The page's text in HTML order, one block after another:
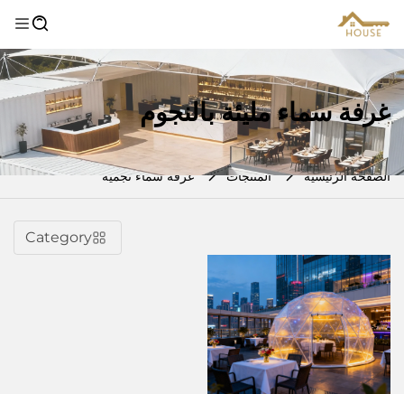
غرفة سماء مليئة بالنجوم
الصفحة الرئيسية المنتجات غرفة سماء نجمية
Category